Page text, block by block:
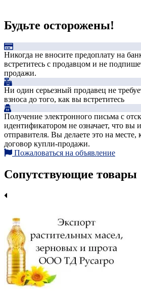
Будьте осторожены!
Никогда не вносите предоплату на
встретитесь с продавцом и не
продажи.
Ни один серьезный продавец не
взноса до того, как вы встретитесь
Получение электронного письма с
идентификатором не означает, что вы
отправителя. Вы делаете это на месте,
договор купли-продажи.
Пожаловаться на объявление
Сопутствующие товары